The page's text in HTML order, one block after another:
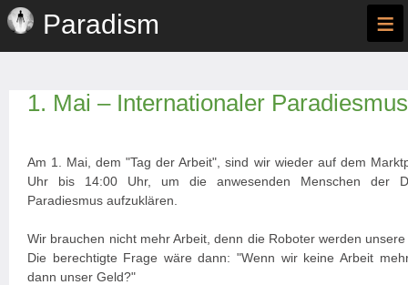
Paradism ≡
1. Mai – Internationaler
Am 1. Mai, dem "Tag der Arbeit", sind wir wieder auf dem
Uhr bis 14:00 Uhr, um die anwesenden Menschen der
Paradiesmus aufzuklären.
Wir brauchen nicht mehr Arbeit, denn die Roboter werden
Die berechtigte Frage wäre dann: "Wenn wir keine Arbeit
dann unser Geld?"